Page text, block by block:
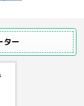
ター